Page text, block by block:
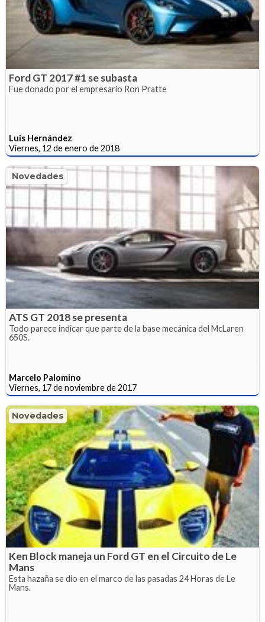
Ford GT 2017 #1 se subasta
Fue donado por el empresario Ron Pratte
Luis Hernández
Viernes, 12 de enero de 2018
Novedades
ATS GT 2018 se presenta
Todo parece indicar que parte de la base mecánica del McLaren
650S.
Marcelo Palomino
Viernes, 17 de noviembre de 2017
Novedades
Ken Block maneja un Ford GT en el Circuito de Le
Mans
Esta hazaña se dio en el marco de las pasadas 24 Horas de Le
Mans.